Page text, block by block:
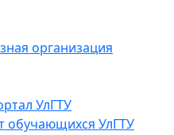
организация
УлГТУ
обучающихся УлГТУ